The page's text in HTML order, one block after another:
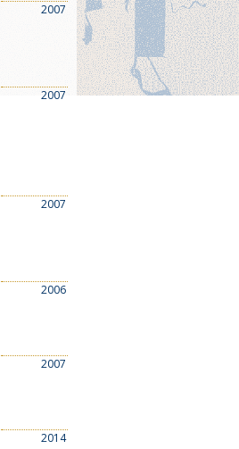
2007
2007
2007
2006
2007
2014